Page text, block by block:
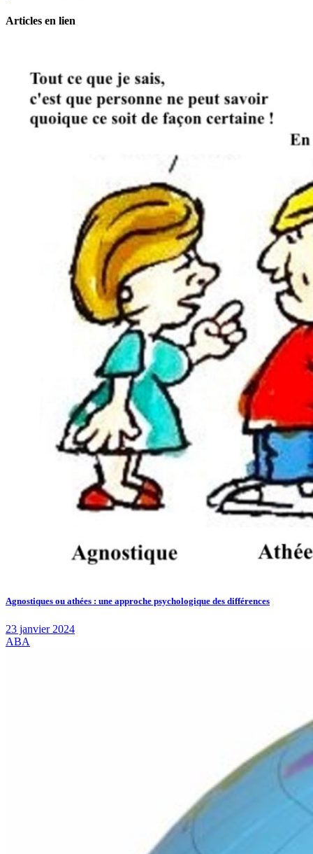
Articles en lien
Agnostiques ou athées : une approche psychologique des différences
23 janvier 2024
ABA